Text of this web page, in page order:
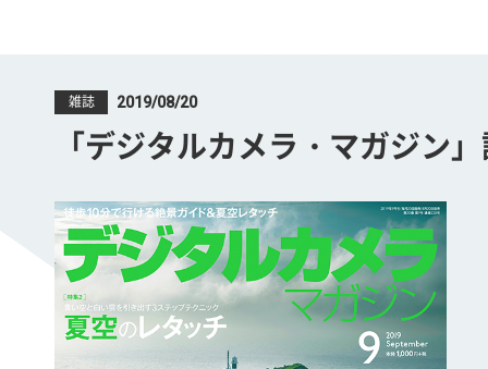
雑誌 2019/08/20
「デジタルカメラ・マガジン